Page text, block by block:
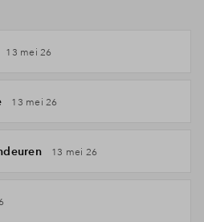
13 mei 26
13 mei 26
13 mei 26